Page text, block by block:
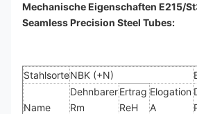
Mechanische Eigenschaften E215/
Seamless Precision Steel Tubes:
StahlsorteNBK (+N)
Name
Dehnbarer
Rm
Ertrag
ReH
Elogation
A